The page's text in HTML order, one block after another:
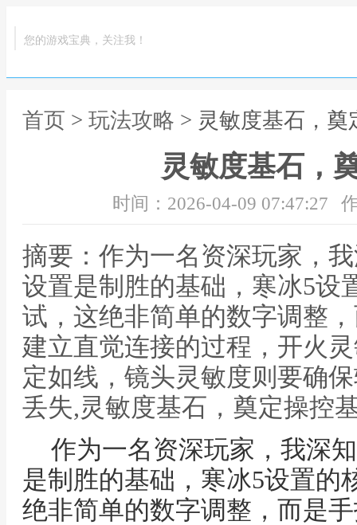
您的游戏宝典，关注我！
首页 > 玩法攻略 > 灵敏度基石，奠
灵敏度基石，
时间：2026-04-09 07:47:27
摘要：作为一名资深玩家，
设置是制胜的基础，寒冰5设
试，这绝非简单的数字调整
建立直觉连接的过程，开火
定如线，镜头灵敏度则要确
丢失,灵敏度基石，奠定操控
作为一名资深玩家，我深
是制胜的基础，寒冰5设置的
绝非简单的数字调整，而是